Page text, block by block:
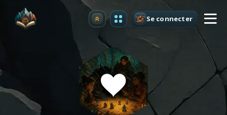
Premium Se connecter